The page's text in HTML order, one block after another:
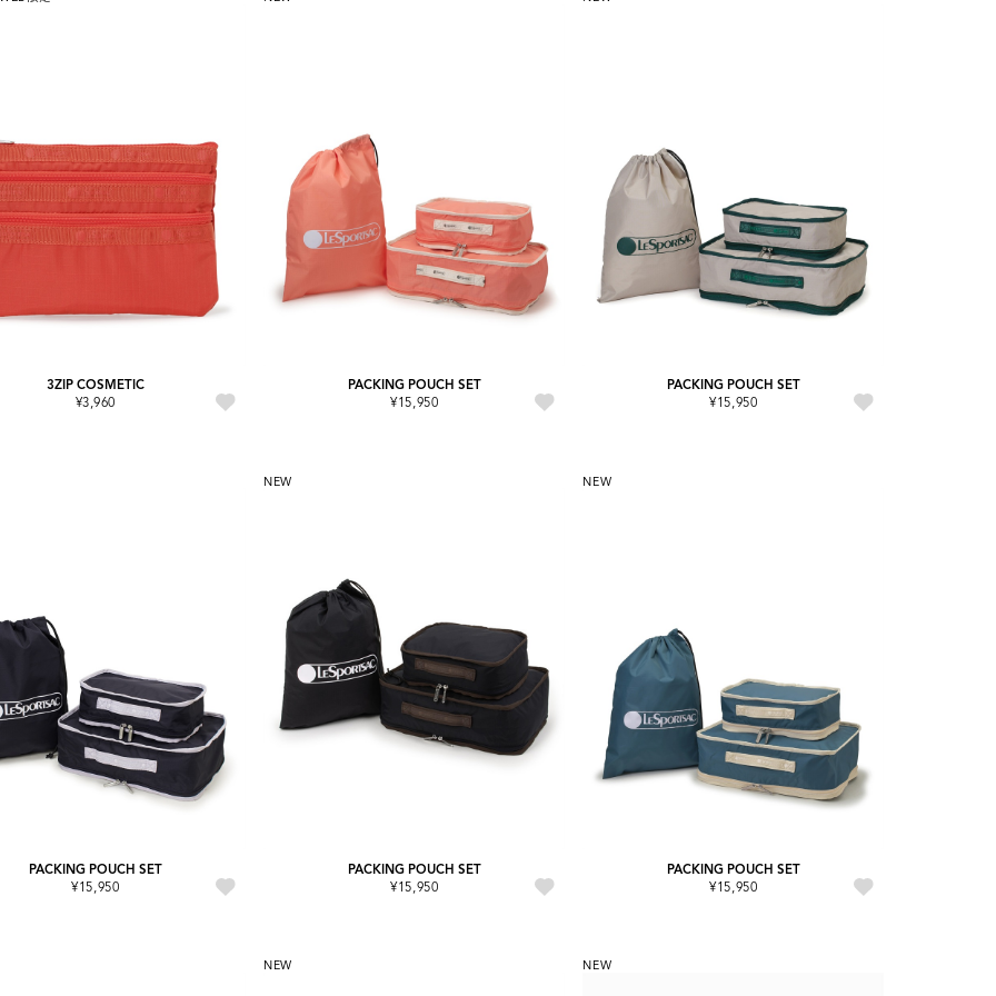
3ZIP COSMETIC
¥3,960
PACKING POUCH SET
¥15,950
PACKING POUCH SET
¥15,950
PACKING POUCH SET
¥15,950
NEW
PACKING POUCH SET
¥15,950
NEW
PACKING POUCH SET
¥15,950
NEW NEW